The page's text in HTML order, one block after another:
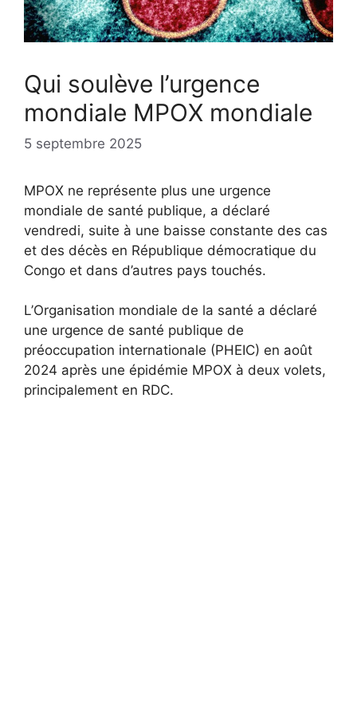
Qui soulève l’urgence
mondiale MPOX mondiale
5 septembre 2025
MPOX ne représente plus une urgence
mondiale de santé publique, a déclaré
vendredi, suite à une baisse constante des cas
et des décès en République démocratique du
Congo et dans d’autres pays touchés.
L’Organisation mondiale de la santé a déclaré
une urgence de santé publique de
préoccupation internationale (PHEIC) en août
2024 après une épidémie MPOX à deux volets,
principalement en RDC.